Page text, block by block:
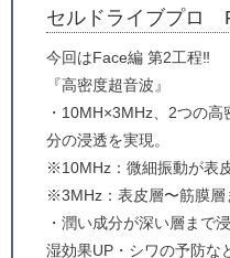
セルドライブプロ
今回はFace編 第2工程‼️
『高密度超音波』
・10MH×3MHz、2つの
分の浸透を実現。
※10MHz：微細振動が表
※3MHz：表皮層〜筋膜層
・潤い成分が深い層まで
湿効果UP・シワの予防な